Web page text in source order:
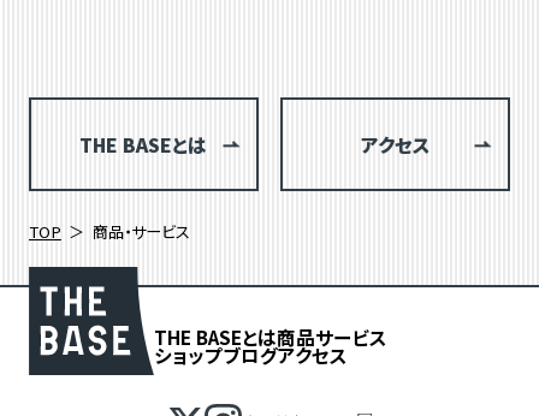
THE BASEとは アクセス
TOP 商品・サービス
THE BASEとは商品サービス
ショップブログアクセス